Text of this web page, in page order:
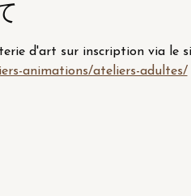
d'art sur inscription via le
animations/ateliers-adultes/